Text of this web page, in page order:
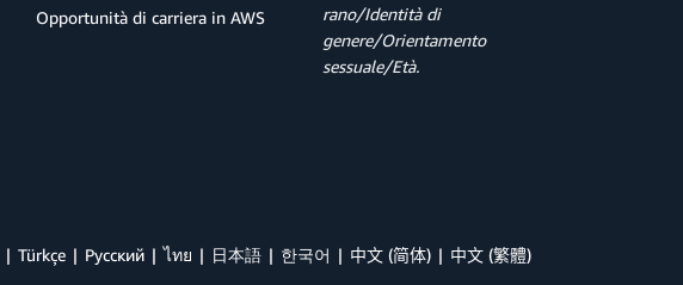
Opportunità di carriera in AWS
rano/Identità di
genere/Orientamento
sessuale/Età.
Türkçe Ρусский ไทย 日本語 한국어 中文 (简体) 中文 (繁體)